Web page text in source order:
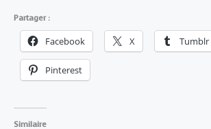
Partager :
Facebook X Tumblr
Pinterest
Similaire